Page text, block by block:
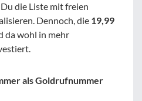
die Liste mit freien
Dennoch, die 19,99
da wohl in mehr
als Goldrufnummer